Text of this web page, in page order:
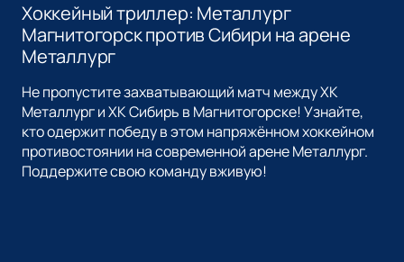
Хоккейный триллер: Металлург
Магнитогорск против Сибири на арене
Металлург
Не пропустите захватывающий матч между ХК
Металлург и ХК Сибирь в Магнитогорске! Узнайте,
кто одержит победу в этом напряжённом хоккейном
противостоянии на современной арене Металлург.
Поддержите свою команду вживую!